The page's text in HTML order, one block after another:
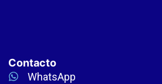
Contacto
WhatsApp